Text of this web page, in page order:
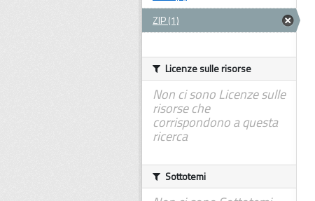
ZIP (1)
Licenze sulle risorse
Non ci sono Licenze sulle
risorse che
corrispondono a questa
ricerca
Sottotemi